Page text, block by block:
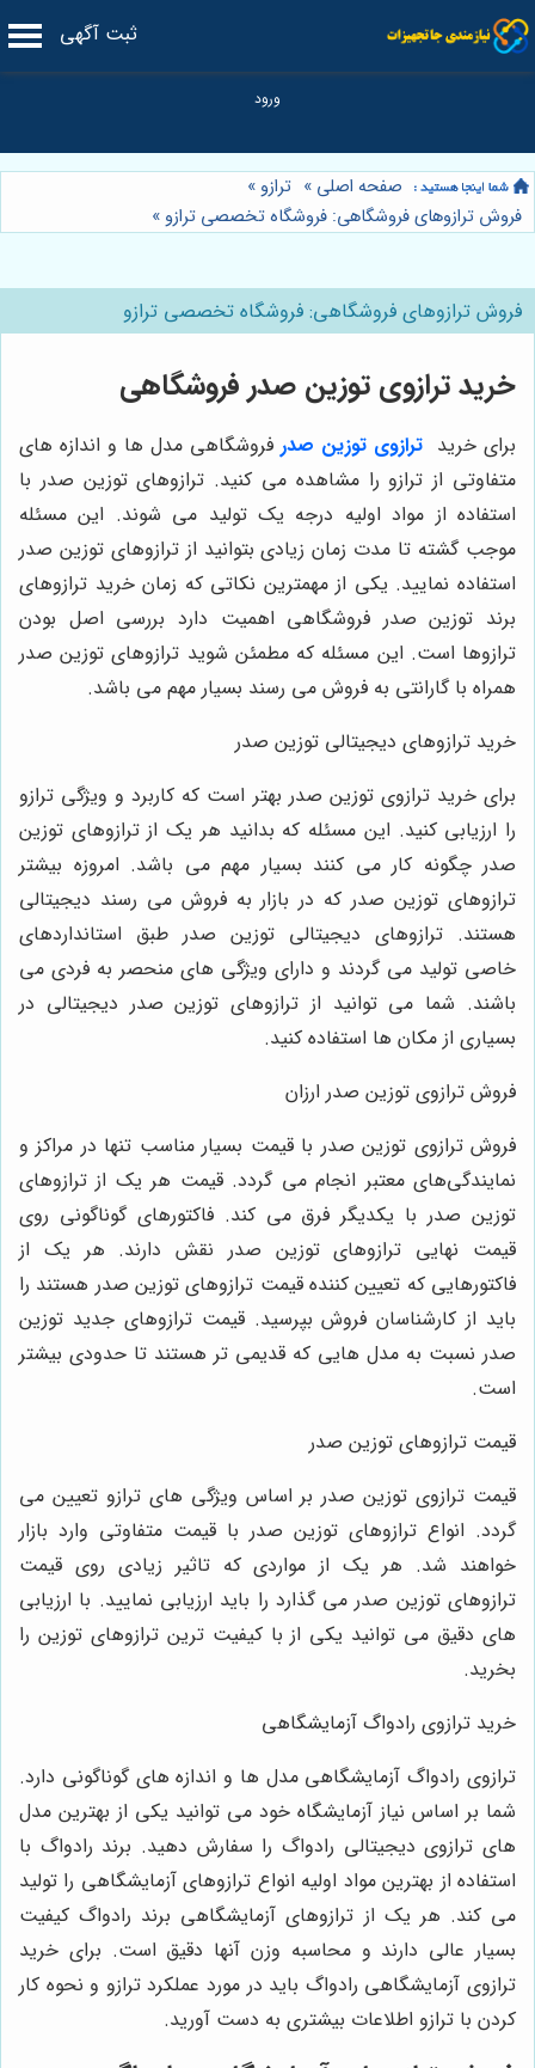
ثبت آگهی
صفحه اصلی » ترازو »
فروش ترازوهای فروشگاهی: فروشگاه تخصصی ترازو »
فروش ترازوهای فروشگاهی: فروشگاه تخصصی ترازو
خرید ترازوی توزین صدر فروشگاهی
برای خرید ترازوی توزین صدر فروشگاهی مدل ‌ها و اندازه ‌های
متفاوتی از ترازو را مشاهده می‌ کنید. ترازوهای توزین صدر با
استفاده از مواد اولیه درجه یک تولید می‌ شوند. این مسئله
موجب گشته تا مدت زمان زیادی بتوانید از ترازوهای توزین صدر
استفاده نمایید. یکی از مهمترین نکاتی که زمان خرید ترازوهای
برند توزین صدر فروشگاهی اهمیت دارد بررسی اصل بودن
ترازوها است. این مسئله که مطمئن شوید ترازوهای توزین صدر
همراه با گارانتی به فروش می ‌رسند بسیار مهم می ‌باشد.
خرید ترازوهای دیجیتالی توزین صدر
برای خرید ترازوی توزین صدر بهتر است که کاربرد و ویژگی ترازو
را ارزیابی کنید. این مسئله که بدانید هر یک از ترازوهای توزین
صدر چگونه کار می‌ کنند بسیار مهم می ‌باشد. امروزه بیشتر
ترازوهای توزین صدر که در بازار به فروش می‌ رسند دیجیتالی
هستند. ترازوهای دیجیتالی توزین صدر طبق استانداردهای
خاصی تولید می‌ گردند و دارای ویژگی ‌های منحصر به فردی می
‌باشند. شما می ‌توانید از ترازوهای توزین صدر دیجیتالی در
بسیاری از مکان ‌ها استفاده کنید.
فروش ترازوی توزین صدر ارزان
فروش ترازوی توزین صدر با قیمت بسیار مناسب تنها در مراکز و
نمایندگی‌های معتبر انجام می‌ گردد. قیمت هر یک از ترازوهای
توزین صدر با یکدیگر فرق می ‌کند. فاکتورهای گوناگونی روی
قیمت نهایی ترازوهای توزین صدر نقش دارند. هر یک از
فاکتورهایی که تعیین کننده قیمت ترازوهای توزین صدر هستند را
باید از کارشناسان فروش بپرسید. قیمت ترازوهای جدید توزین
صدر نسبت به مدل‌ هایی که قدیمی ‌تر هستند تا حدودی بیشتر
است.
قیمت ترازوهای توزین صدر
قیمت ترازوی توزین صدر بر اساس ویژگی ‌های ترازو تعیین می
‌گردد. انواع ترازوهای توزین صدر با قیمت متفاوتی وارد بازار
خواهند شد. هر یک از مواردی که تاثیر زیادی روی قیمت
ترازوهای توزین صدر می ‌گذارد را باید ارزیابی نمایید. با ارزیابی
‌های دقیق می‌ توانید یکی از با کیفیت ‌ترین ترازوهای توزین را
بخرید.
خرید ترازوی رادواگ آزمایشگاهی
ترازوی رادواگ آزمایشگاهی مدل‌ ها و اندازه‌ های گوناگونی دارد.
شما بر اساس نیاز آزمایشگاه خود می‌ توانید یکی از بهترین مدل‌
های ترازوی دیجیتالی رادواگ را سفارش دهید. برند رادواگ با
استفاده از بهترین مواد اولیه انواع ترازوهای آزمایشگاهی را تولید
می‌ کند. هر یک از ترازوهای آزمایشگاهی برند رادواگ کیفیت
بسیار عالی دارند و محاسبه وزن آنها دقیق است. برای خرید
ترازوی آزمایشگاهی رادواگ باید در مورد عملکرد ترازو و نحوه کار
کردن با ترازو اطلاعات بیشتری به دست آورید.